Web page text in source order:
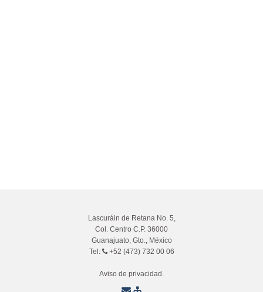
Lascuráin de Retana No. 5,
Col. Centro C.P. 36000
Guanajuato, Gto., México
Tel:
+52 (473) 732 00 06
Aviso de privacidad.